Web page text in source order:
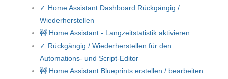
✓ Home Assistant Dashboard Rückgängig /
Wiederherstellen
🚧 Home Assistant - Langzeitstatistik aktivieren
✓ Rückgängig / Wiederherstellen für den
Automations- und Script-Editor
🚧 Home Assistant Blueprints erstellen / bearbeiten